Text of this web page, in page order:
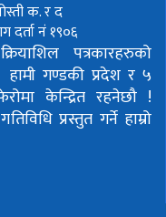
क. र द
दर्ता नं १९०६
पत्रकारहरुको
हामी गण्डकी प्रदेश र ५
केन्द्रित रहनेछौ !
प्रस्तुत गर्ने हाम्रो